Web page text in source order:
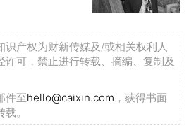
识产权为财新传媒及/或相关权利人
许可，禁止进行转载、摘编、复制及
件至hello@caixin.com ，获得书面
。